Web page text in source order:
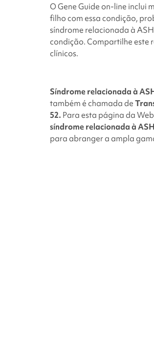
O Gene Guide on-line inclui
filho com essa condição,
síndrome relacionada à
condição. Compartilhe este
clínicos.
Síndrome relacionada à
também é chamada de
52. Para esta página da
síndrome relacionada à
para abranger a ampla